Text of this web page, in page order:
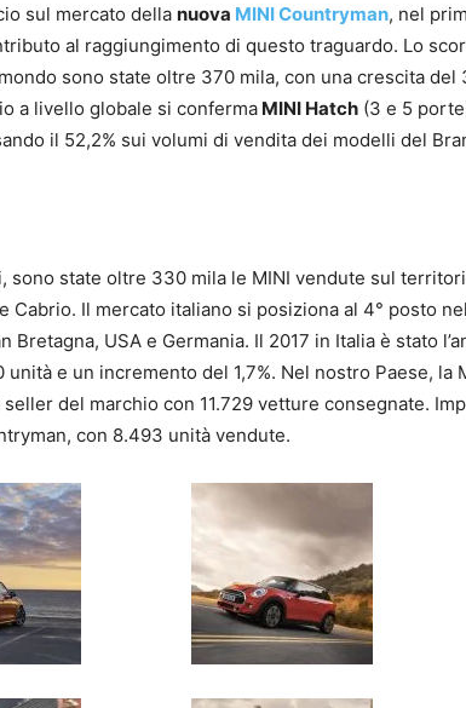
sul mercato della nuova MINI Countryman, nel
al raggiungimento di questo traguardo. Lo
sono state oltre 370 mila, con una crescita del
a livello globale si conferma MINI Hatch (3 e 5
il 52,2% sui volumi di vendita dei modelli del
sono state oltre 330 mila le MINI vendute sul
Cabrio. Il mercato italiano si posiziona al 4° posto
Bretagna, USA e Germania. Il 2017 in Italia è stato
unità e un incremento del 1,7%. Nel nostro Paese, la
del marchio con 11.729 vetture consegnate.
con 8.493 unità vendute.